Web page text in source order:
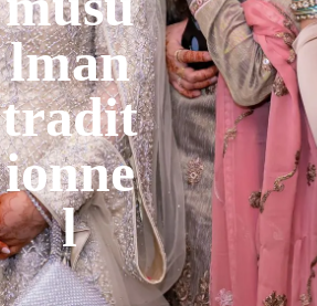
lman
tradit
ionne
l